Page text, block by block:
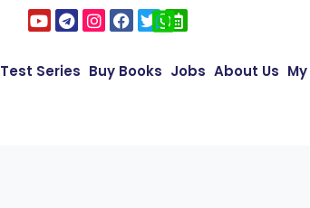
Test Series Buy Books Jobs About Us